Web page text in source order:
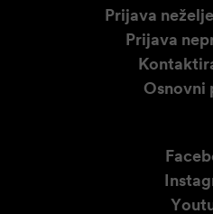
Prijava
Prijava
Osnovni